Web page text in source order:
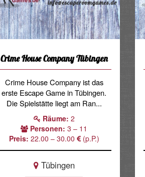
Crime House Company Tübingen
Crime House Company ist das
erste Escape Game in Tübingen.
Die Spielstätte liegt am Ran...
Räume: 2
Personen: 3 – 11
Preis: 22.00 – 30.00 (p.P.)
Tübingen